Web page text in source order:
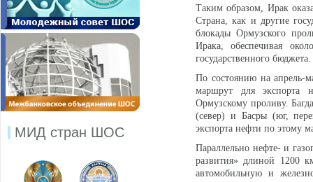
МИД стран ШОС
Таким образом, Ирак
Страна, как и другие
блокады Ормузского
Ирака, обеспечивая
государственного бюджета.
По состоянию на апрель-
маршрут для экспорта
Ормузскому проливу.
(север) и Басры (юг,
экспорта нефти по этому
Параллельно нефте- и
развития» длиной 1200
автомобильную и